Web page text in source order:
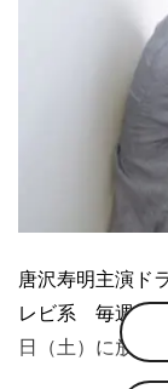
唐沢寿明主演ド
レビ系 毎週（
日（土）に放送